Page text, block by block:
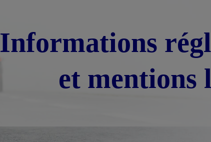
Informations
et mentions